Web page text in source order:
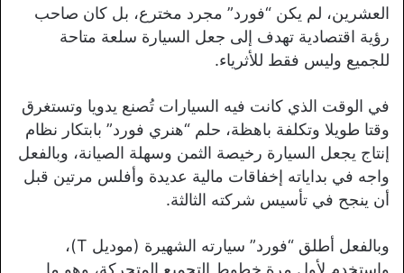
العشرين، لم يكن “فورد” مجرد مخترع، بل كان صاحب
رؤية اقتصادية تهدف إلى جعل السيارة سلعة متاحة
للجميع وليس فقط للأثرياء.
في الوقت الذي كانت فيه السيارات تُصنع يدويا وتستغرق
وقتا طويلا وتكلفة باهظة، حلم “هنري فورد” بابتكار نظام
إنتاج يجعل السيارة رخيصة الثمن وسهلة الصيانة، وبالفعل
واجه في بداياته إخفاقات مالية عديدة وأفلس مرتين قبل
أن ينجح في تأسيس شركته الثالثة.
وبالفعل أطلق “فورد” سيارته الشهيرة (موديل T)،
واستخدم لأول مرة خطوط التجميع المتحركة، وهو ما